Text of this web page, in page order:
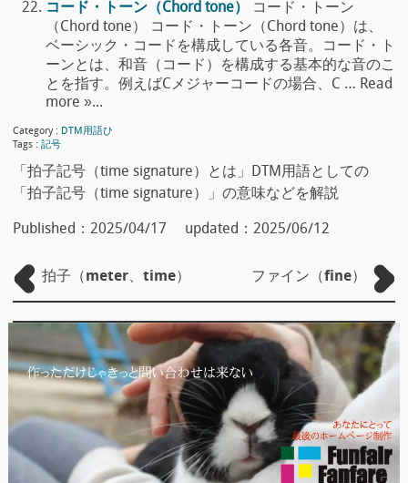
コード・トーン（Chord tone）
コード・トーン
（Chord tone） コード・トーン（Chord tone）は、
ベーシック・コードを構成している各音。コード・ト
ーンとは、和音（コード）を構成する基本的な音のこ
とを指す。例えばCメジャーコードの場合、C … Read
more »...
Category : DTM用語ひ
Tags : 記号
「拍子記号（time signature）とは」DTM用語としての
「拍子記号（time signature）」の意味などを解説
Published： 2025/04/17 updated： 2025/06/12
拍子（meter、time） ファイン（fine）